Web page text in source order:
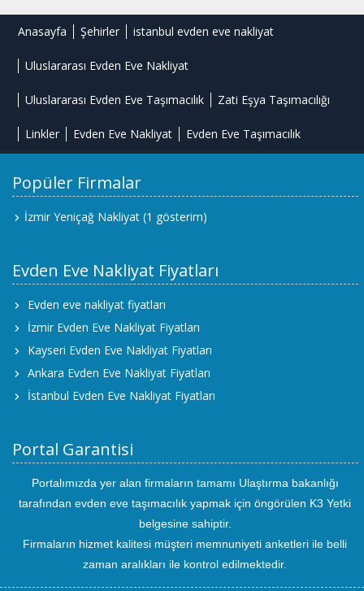
Anasayfa Şehirler istanbul evden eve nakliyat
Uluslararası Evden Eve Nakliyat
Uluslararası Evden Eve Taşımacılık Zati Eşya Taşımacılığı
Linkler Evden Eve Nakliyat Evden Eve Taşımacılık
Popüler Firmalar
İzmir Yeniçağ Nakliyat (1 gösterim)
Evden Eve Nakliyat Fiyatları
Evden eve nakliyat fiyatları
İzmir Evden Eve Nakliyat Fiyatları
Kayseri Evden Eve Nakliyat Fiyatları
Ankara Evden Eve Nakliyat Fiyatları
İstanbul Evden Eve Nakliyat Fiyatları
Portal Garantisi
Portalımızda yer alan firmaların tamamı Ulaştırma bakanlığı
tarafından evden eve taşımacılık yapmak için öngörülen K3 Yetki
belgesine sahiptir.
Firmaların hizmet kalitesi müşteri memnuniyeti anketleri ile belli
zaman aralıkları ile kontrol edilmektedir.